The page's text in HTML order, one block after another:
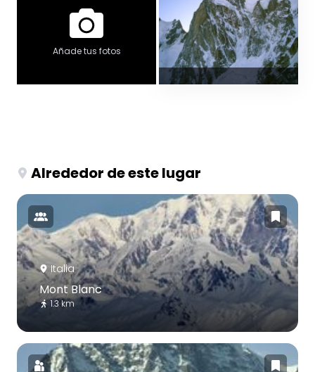
Añade tus fotos
Alrededor de este lugar
Italia
Mont Blanc
1.3 km